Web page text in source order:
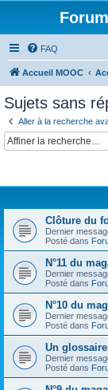
FAQ
Accueil MOOC
Sujets sans
Aller à la recherche
Clôture du
Dernier
Posté dans
N°11 du
Dernier
Posté dans
N°10 du
Dernier
Posté dans
Un
Dernier
Posté dans